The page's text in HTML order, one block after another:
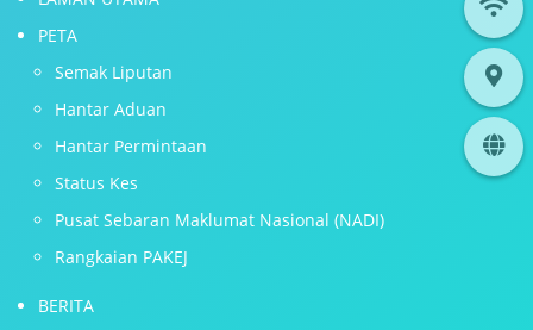
PETA
Semak Liputan
Hantar Aduan
Hantar Permintaan
Status Kes
Pusat Sebaran Maklumat Nasional (NADI)
Rangkaian PAKEJ
BERITA